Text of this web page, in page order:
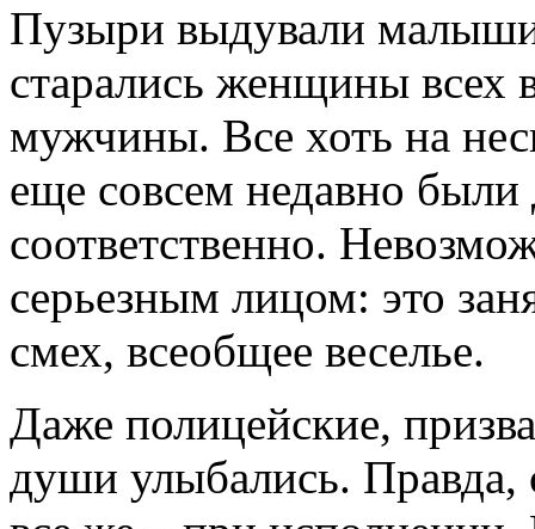
Пузыри выдували
старались женщины всех
мужчины. Все хоть на
еще совсем недавно были
соответственно.
серьезным лицом: это
смех, всеобщее веселье.
Даже полицейские,
души улыбались. Правда,